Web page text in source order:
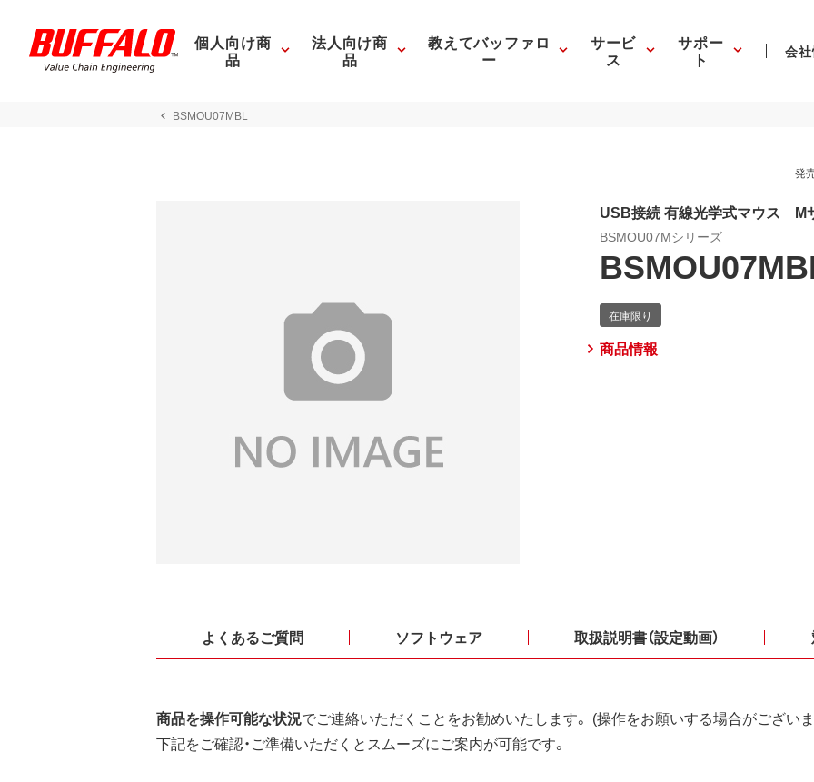
個人向け商
品
法人向け商
品
教えてバッファロ
ー
サービ
ス
サポー
ト 会
BSMOU07MBL
発
USB接続 有線光学式マウス M
BSMOU07Mシリーズ
商品情報
よくあるご質問 ソフトウェア 取扱説明書（設定動画）
商品を操作可能な状況でご連絡いただくことをお勧めいたします。 (操作をお願いする場合がござい
下記をご確認・ご準備いただくとスムーズにご案内が可能です。